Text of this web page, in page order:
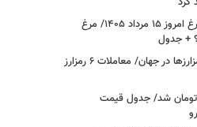
قیمت جدید گوشت مرغ امروز ۱۵ مرداد ۱۴۰۵/ مرغ
+ جدول
آخرین وضعیت بازار رمزارزها در جهان/ معاملات ۶ رمزارز
میلیون تومان شد/ جدول قیمت